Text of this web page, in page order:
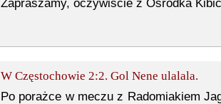
Zapraszamy, oczywiście z Ośrodka
W Częstochowie 2:2. Gol Nene ulalala.
Po porażce w meczu z Radomiakiem